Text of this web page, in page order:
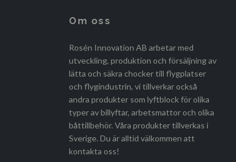
Om oss
Rosén Innovation AB arbetar med
utveckling, produktion och försäljning av
lätta och säkra chocker till flygplatser
och flygindustrin, vi tillverkar också
andra produkter som lyftblock för olika
typer av billyftar, arbetsmattor och olika
båttillbehör. Våra produkter tillverkas i
Sverige. Du är alltid välkommen att
kontakta oss!